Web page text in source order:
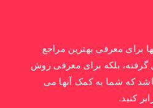
برای معرفی بهترین مراجع
بلکه برای معرفی روش
که شما به کمک آنها می
کنید.